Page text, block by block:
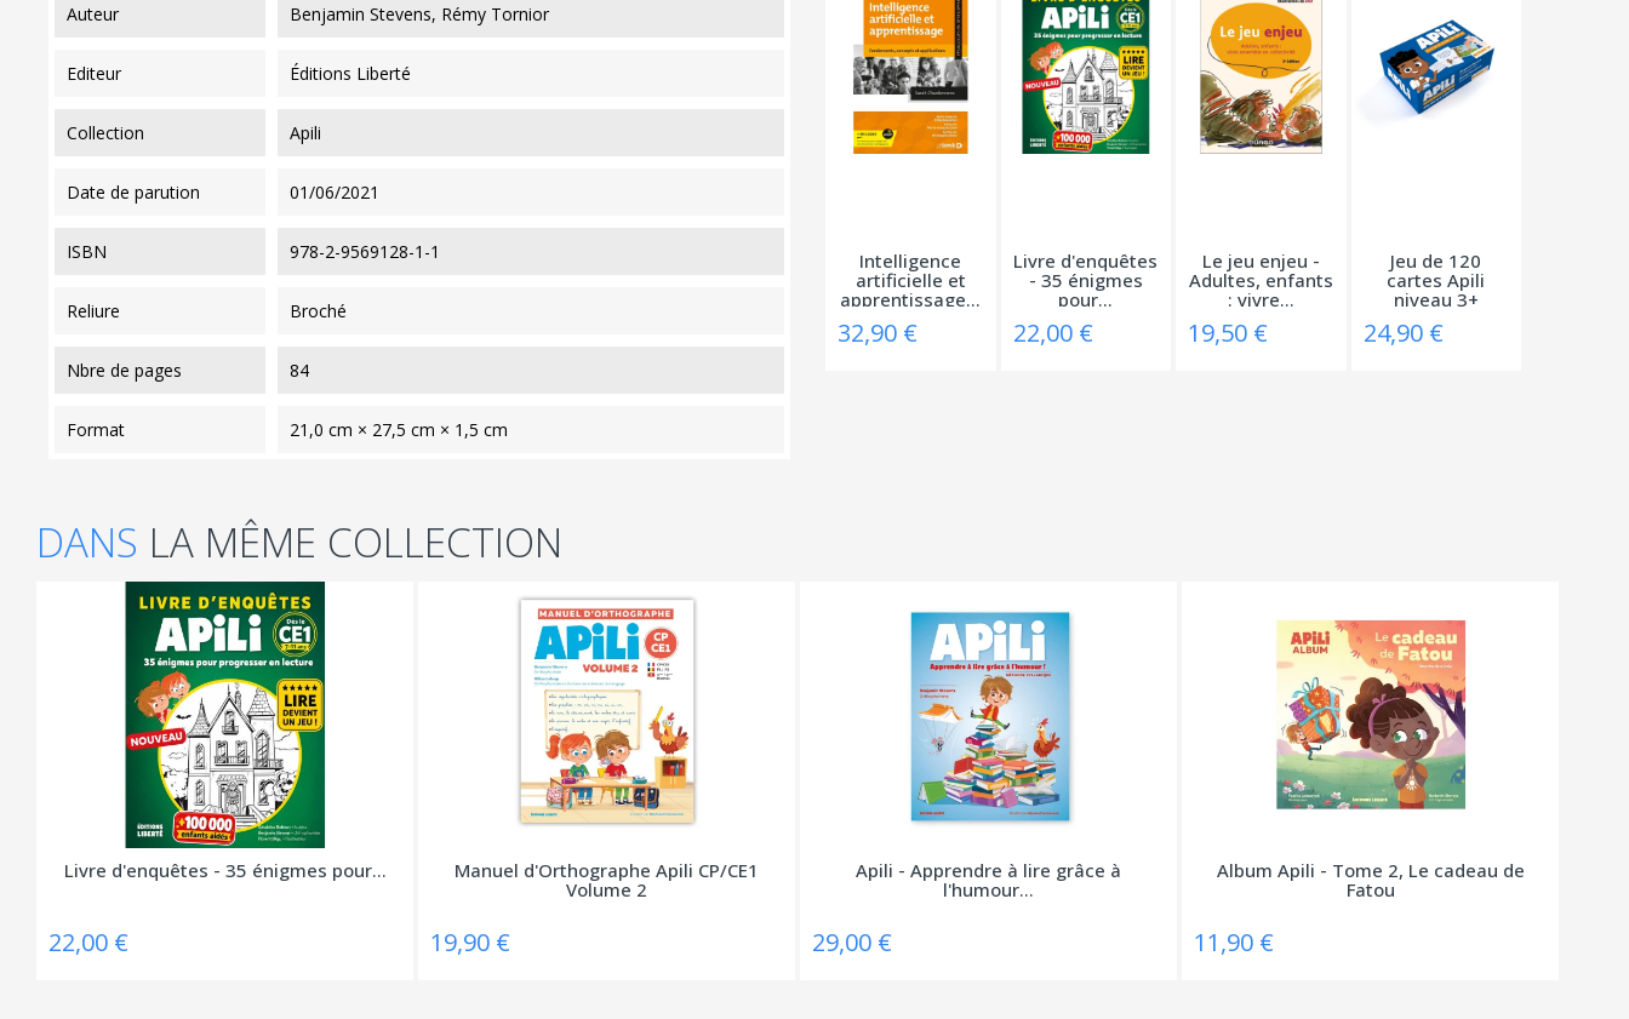
auteur Benjamin Stevens, Rémy Tornior
editeur Éditions Liberté
collection Apili
date de parution 01/06/2021
ISBN 978-2-9569128-1-1
reliure Broché
nbre de pages 84
format 21,0 cm × 27,5 cm × 1,5 cm
Intelligence
artificielle et
apprentissage...
32,90 €
Livre d'enquêtes
- 35 énigmes
pour...
22,00 €
Le jeu enjeu -
Adultes, enfants
: vivre...
19,50 €
Jeu de 120
cartes Apili
niveau 3+
24,90 €
DANS LA MÊME COLLECTION
Livre d'enquêtes - 35 énigmes pour...
22,00 €
Manuel d'Orthographe Apili CP/CE1
Volume 2
19,90 €
Apili - Apprendre à lire grâce à
l'humour...
29,00 €
Album Apili - Tome 2, Le cadeau de
Fatou
11,90 €